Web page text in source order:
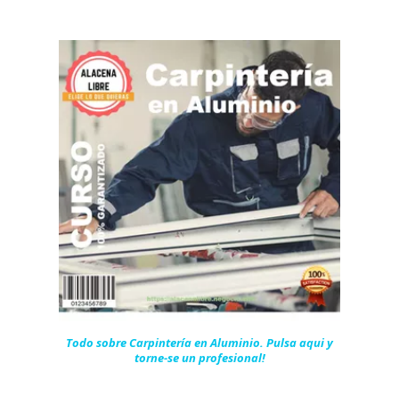
Todo sobre Carpintería en Aluminio. Pulsa aqui y
torne-se un profesional!